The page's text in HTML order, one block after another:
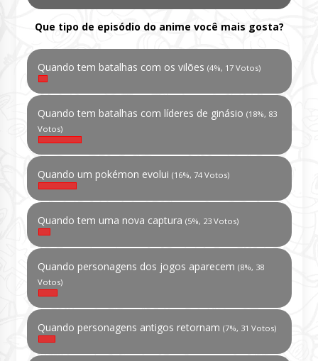
Que tipo de episódio do anime você mais gosta?
Quando tem batalhas com os vilões (4%, 17 Votos)
Quando tem batalhas com líderes de ginásio (18%, 83
Votos)
Quando um pokémon evolui (16%, 74 Votos)
Quando tem uma nova captura (5%, 23 Votos)
Quando personagens dos jogos aparecem (8%, 38
Votos)
Quando personagens antigos retornam (7%, 31 Votos)